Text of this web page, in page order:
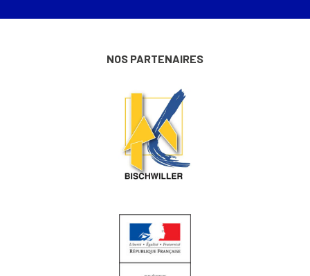
NOS PARTENAIRES